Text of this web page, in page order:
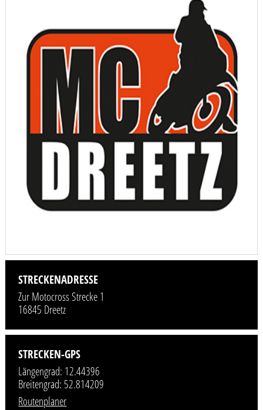
STRECKENADRESSE
Zur Motocross Strecke 1
16845 Dreetz
STRECKEN-GPS
Längengrad: 12.44396
Breitengrad: 52.814209
Routenplaner